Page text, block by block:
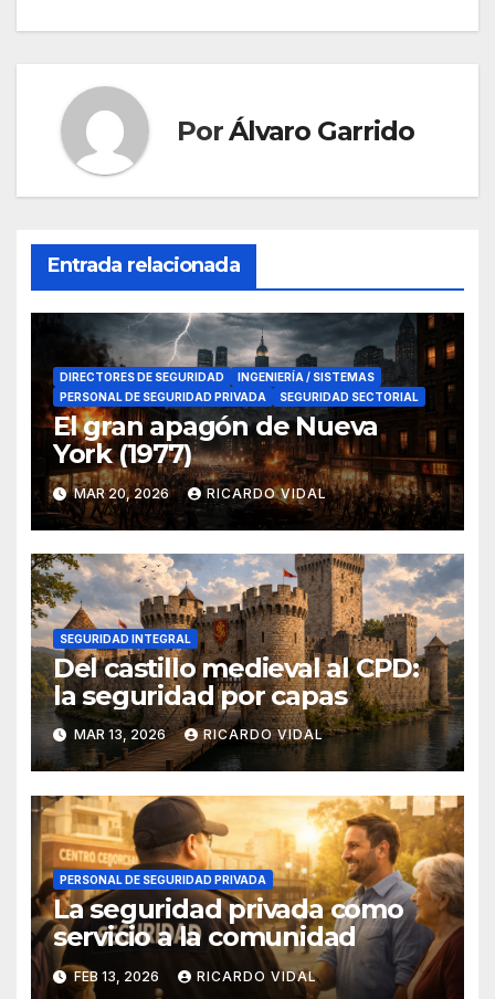
PorÁlvaro Garrido
Entrada relacionada
DIRECTORES DE SEGURIDAD
INGENIERÍA / SISTEMAS
PERSONAL DE SEGURIDAD PRIVADA
SEGURIDAD SECTORIAL
El gran apagón de Nueva
York (1977)
MAR 20, 2026 RICARDO VIDAL
SEGURIDAD INTEGRAL
Del castillo medieval al CPD:
la seguridad por capas
MAR 13, 2026 RICARDO VIDAL
PERSONAL DE SEGURIDAD PRIVADA
La seguridad privada como
servicio a la comunidad
FEB 13, 2026 RICARDO VIDAL